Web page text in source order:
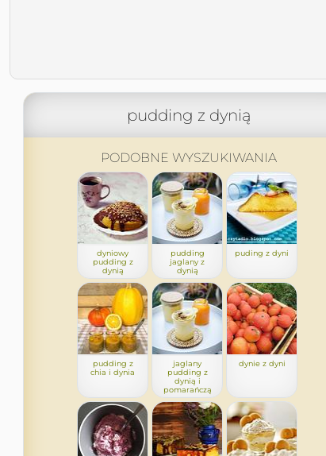
pudding z dynią
PODOBNE WYSZUKIWANIA
dyniowy
pudding z
dynią
pudding
jaglany z
dynią
puding z dyni
pudding z
chia i dynia
jaglany
pudding z
dynią i
pomarańczą
dynie z dyni